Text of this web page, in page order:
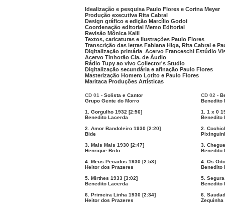
Idealização e pesquisa Paulo Flores e Corina Meyer
Produção executiva Rita Cabral
Design gráfico e edição Marcílio Godoi
Coordenação editorial Memo Editorial
Revisão Mônica Kalil
Textos, caricaturas e ilustrações Paulo Flores
Transcrição das letras Fabiana Higa, Rita Cabral e
Digitalização primária Acervo Franceschi Estúdio
Acervo Tinhorão Cia. de Áudio
Rádio Tupy ao vivo Collector's Studio
Digitalização secundária e afinação Paulo Flores
Masterização Homero Lotito e Paulo Flores
Maritaca Produções Artísticas
CD 01 - Solista e Cantor
Grupo Gente do Morro
1. Gorgulho 1932 [2:56]
Benedito Lacerda
2. Amor Bandoleiro 1930 [2:20]
Bide
3. Mais Mais 1930 [2:47]
Henrique Brito
4. Meus Pecados 1930 [2:53]
Heitor dos Prazeres
5. Mirthes 1933 [3:02]
Benedito Lacerda
6. Primeira Linha 1930 [2:34]
Heitor dos Prazeres
CD 02 -
Benedito
1. 1 x 0
Benedito
2.
3.
Benedito
4. Os
Benedito
5.
Benedito
6.
Zequinha